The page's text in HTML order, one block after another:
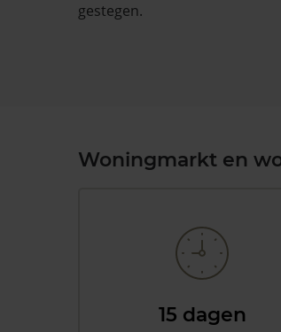
gestegen.
Woningmarkt en
15 dagen